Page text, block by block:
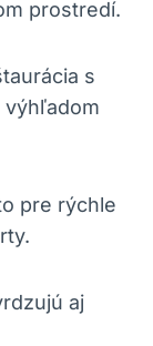
prostredí.
s
výhľadom
pre rýchle
aj